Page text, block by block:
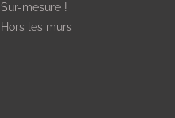
Sur-mesure !
Hors les murs